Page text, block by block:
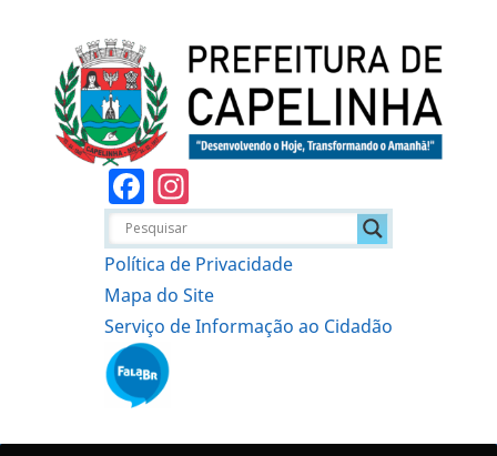
Facebook
Política de Privacidade
Mapa do Site
Serviço de Informação ao Cidadão